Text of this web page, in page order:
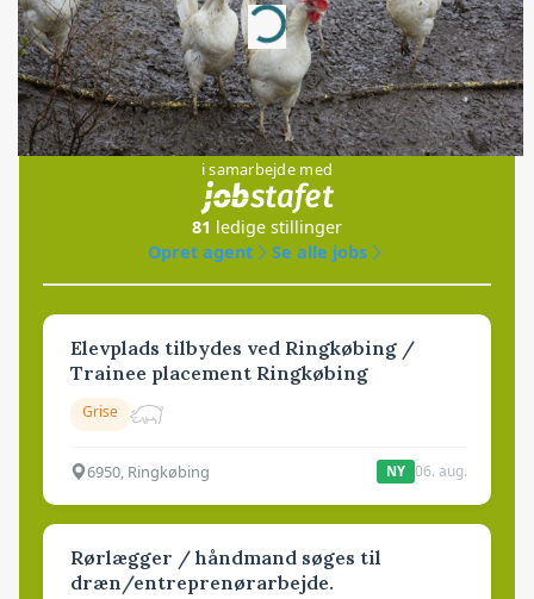
Loading...
Jobs
i samarbejde med
81 ledige stillinger
Opret agent
Se alle jobs
Elevplads tilbydes ved Ringkøbing /
Trainee placement Ringkøbing
Grise
6950, Ringkøbing NY 06. aug.
Rørlægger / håndmand søges til
dræn/entreprenørarbejde.